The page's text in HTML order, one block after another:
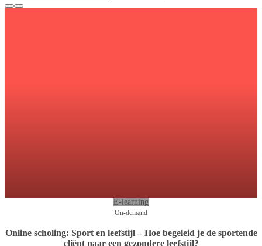
E-learning
On-demand
Online scholing: Sport en leefstijl – Hoe begeleid je de sportende
cliënt naar een gezondere leefstijl?